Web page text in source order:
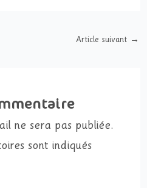
Article suivant →
ne sera pas publiée.
sont indiqués